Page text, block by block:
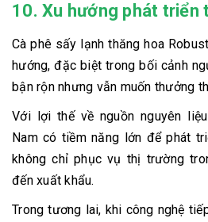
10. Xu hướng phát triển
Cà phê sấy lạnh thăng hoa
hướng, đặc biệt trong bối cảnh
bận rộn nhưng vẫn muốn thưởng
Với lợi thế về nguồn nguyên
Nam có tiềm năng lớn để phát
không chỉ phục vụ thị trường
đến xuất khẩu.
Trong tương lai, khi công nghệ